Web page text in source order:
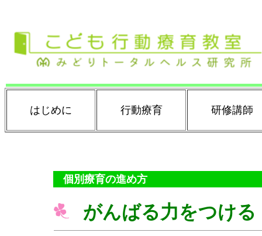
はじめに 行動療育 研修講師
個別療育の進め方
がんばる力をつけ